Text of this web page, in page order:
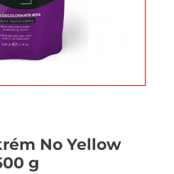
No Yellow
g